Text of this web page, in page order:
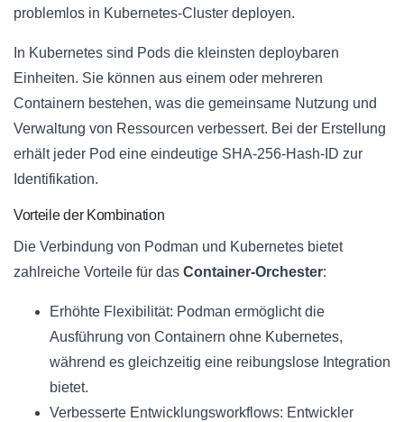
problemlos in Kubernetes-Cluster deployen.
In Kubernetes sind Pods die kleinsten deploybaren
Einheiten. Sie können aus einem oder mehreren
Containern bestehen, was die gemeinsame Nutzung und
Verwaltung von Ressourcen verbessert. Bei der Erstellung
erhält jeder Pod eine eindeutige SHA-256-Hash-ID zur
Identifikation.
Vorteile der Kombination
Die Verbindung von Podman und Kubernetes bietet
zahlreiche Vorteile für das Container-Orchester:
Erhöhte Flexibilität: Podman ermöglicht die
Ausführung von Containern ohne Kubernetes,
während es gleichzeitig eine reibungslose Integration
bietet.
Verbesserte Entwicklungsworkflows: Entwickler